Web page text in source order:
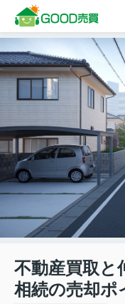
不動産買取と
相続の売却ポ